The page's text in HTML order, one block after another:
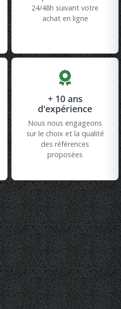
24/48h suivant votre
achat en ligne
+ 10 ans
d'expérience
Nous nous engageons
sur le choix et la qualité
des références
proposées